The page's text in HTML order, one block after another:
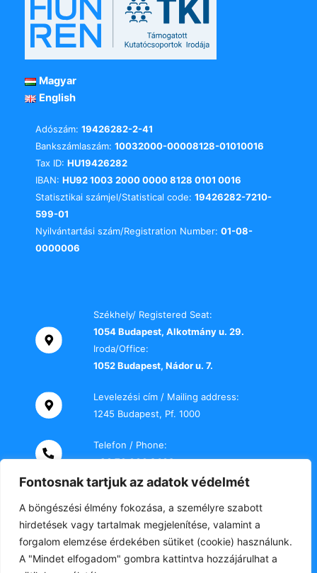
Fontosnak tartjuk az adatok védelmét
A böngészési élmény fokozása, a személyre szabott
hirdetések vagy tartalmak megjelenítése, valamint a
forgalom elemzése érdekében sütiket (cookie) használunk.
A "Mindet elfogadom" gombra kattintva hozzájárulhat a
Magyar
English
Adószám: 19426282-2-41
Bankszámlaszám: 10032000-00008128-01010016
Tax ID: HU19426282
IBAN: HU92 1003 2000 0000 8128 0101 0016
Statisztikai számjel/Statistical code: 19426282-7210-
599-01
Nyilvántartási szám/Registration Number: 01-08-
0000006
Székhely/ Registered Seat:
1054 Budapest, Alkotmány u. 29.
Iroda/Office:
1052 Budapest, Nádor u. 7.
Levelezési cím / Mailing address:
1245 Budapest, Pf. 1000
Telefon / Phone:
+36 70 000 2469
E-mail:
titkarsag@tki-office.hu